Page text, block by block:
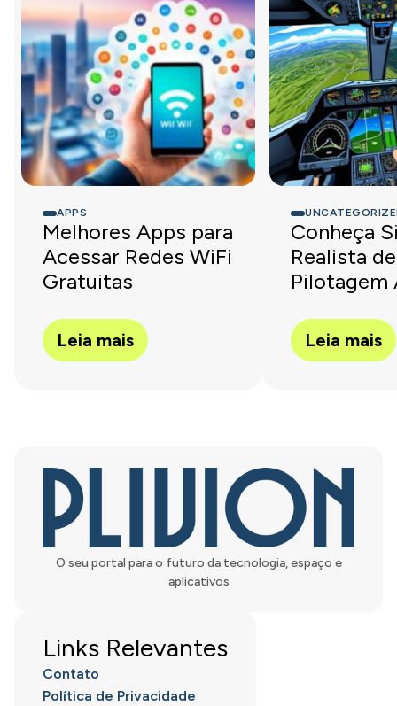
APPS
Melhores Apps para
Acessar Redes WiFi
Gratuitas
Leia mais
Conheça
Realista de
Pilotagem
Leia mais
O seu portal para o futuro da tecnologia, espaço e
aplicativos
Links Relevantes
Contato
Política de Privacidade